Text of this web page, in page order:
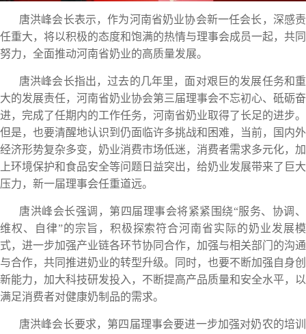
唐洪峰会长表示，作为河南省奶业协会新一任会长，深感责
任重大，将以积极的态度和饱满的热情与理事会成员一起，共同
努力，全面推动河南省奶业的高质量发展。
唐洪峰会长指出，过去的几年里，面对艰巨的发展任务和重
大的发展责任，河南省奶业协会第三届理事会不忘初心、砥砺奋
进，完成了任期内的工作任务，河南省奶业取得了长足的进步。
但是，也要清醒地认识到仍面临许多挑战和困难，当前，国内外
经济形势复杂多变，奶业消费市场低迷，消费者需求多元化，加
上环境保护和食品安全等问题日益突出，给奶业发展带来了巨大
压力，新一届理事会任重道远。
唐洪峰会长强调，第四届理事会将紧紧围绕“服务、协调、
维权、自律”的宗旨，积极探索符合河南省实际的奶业发展模
式，进一步加强产业链各环节协同合作，加强与相关部门的沟通
与合作，共同推进奶业的转型升级。同时，也要不断加强自身创
新能力，加大科技研发投入，不断提高产品质量和安全水平，以
满足消费者对健康奶制品的需求。
唐洪峰会长要求，第四届理事会要进一步加强对奶农的培训